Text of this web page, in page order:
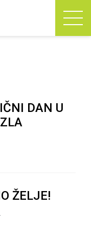
DAN U
ŽELJE!